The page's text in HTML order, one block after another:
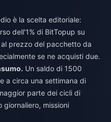
è la scelta editoriale:
dell'1% di BitTopup su
prezzo del pacchetto da
se ne acquisti due.
Un saldo di 1500
a circa una settimana di
parte dei cicli di
giornaliero, missioni